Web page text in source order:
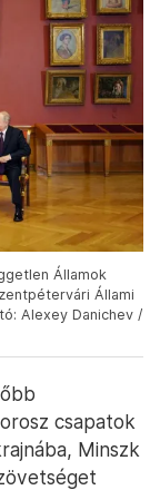
Államok
Állami
Alexey Danichev /
csapatok
Minszk